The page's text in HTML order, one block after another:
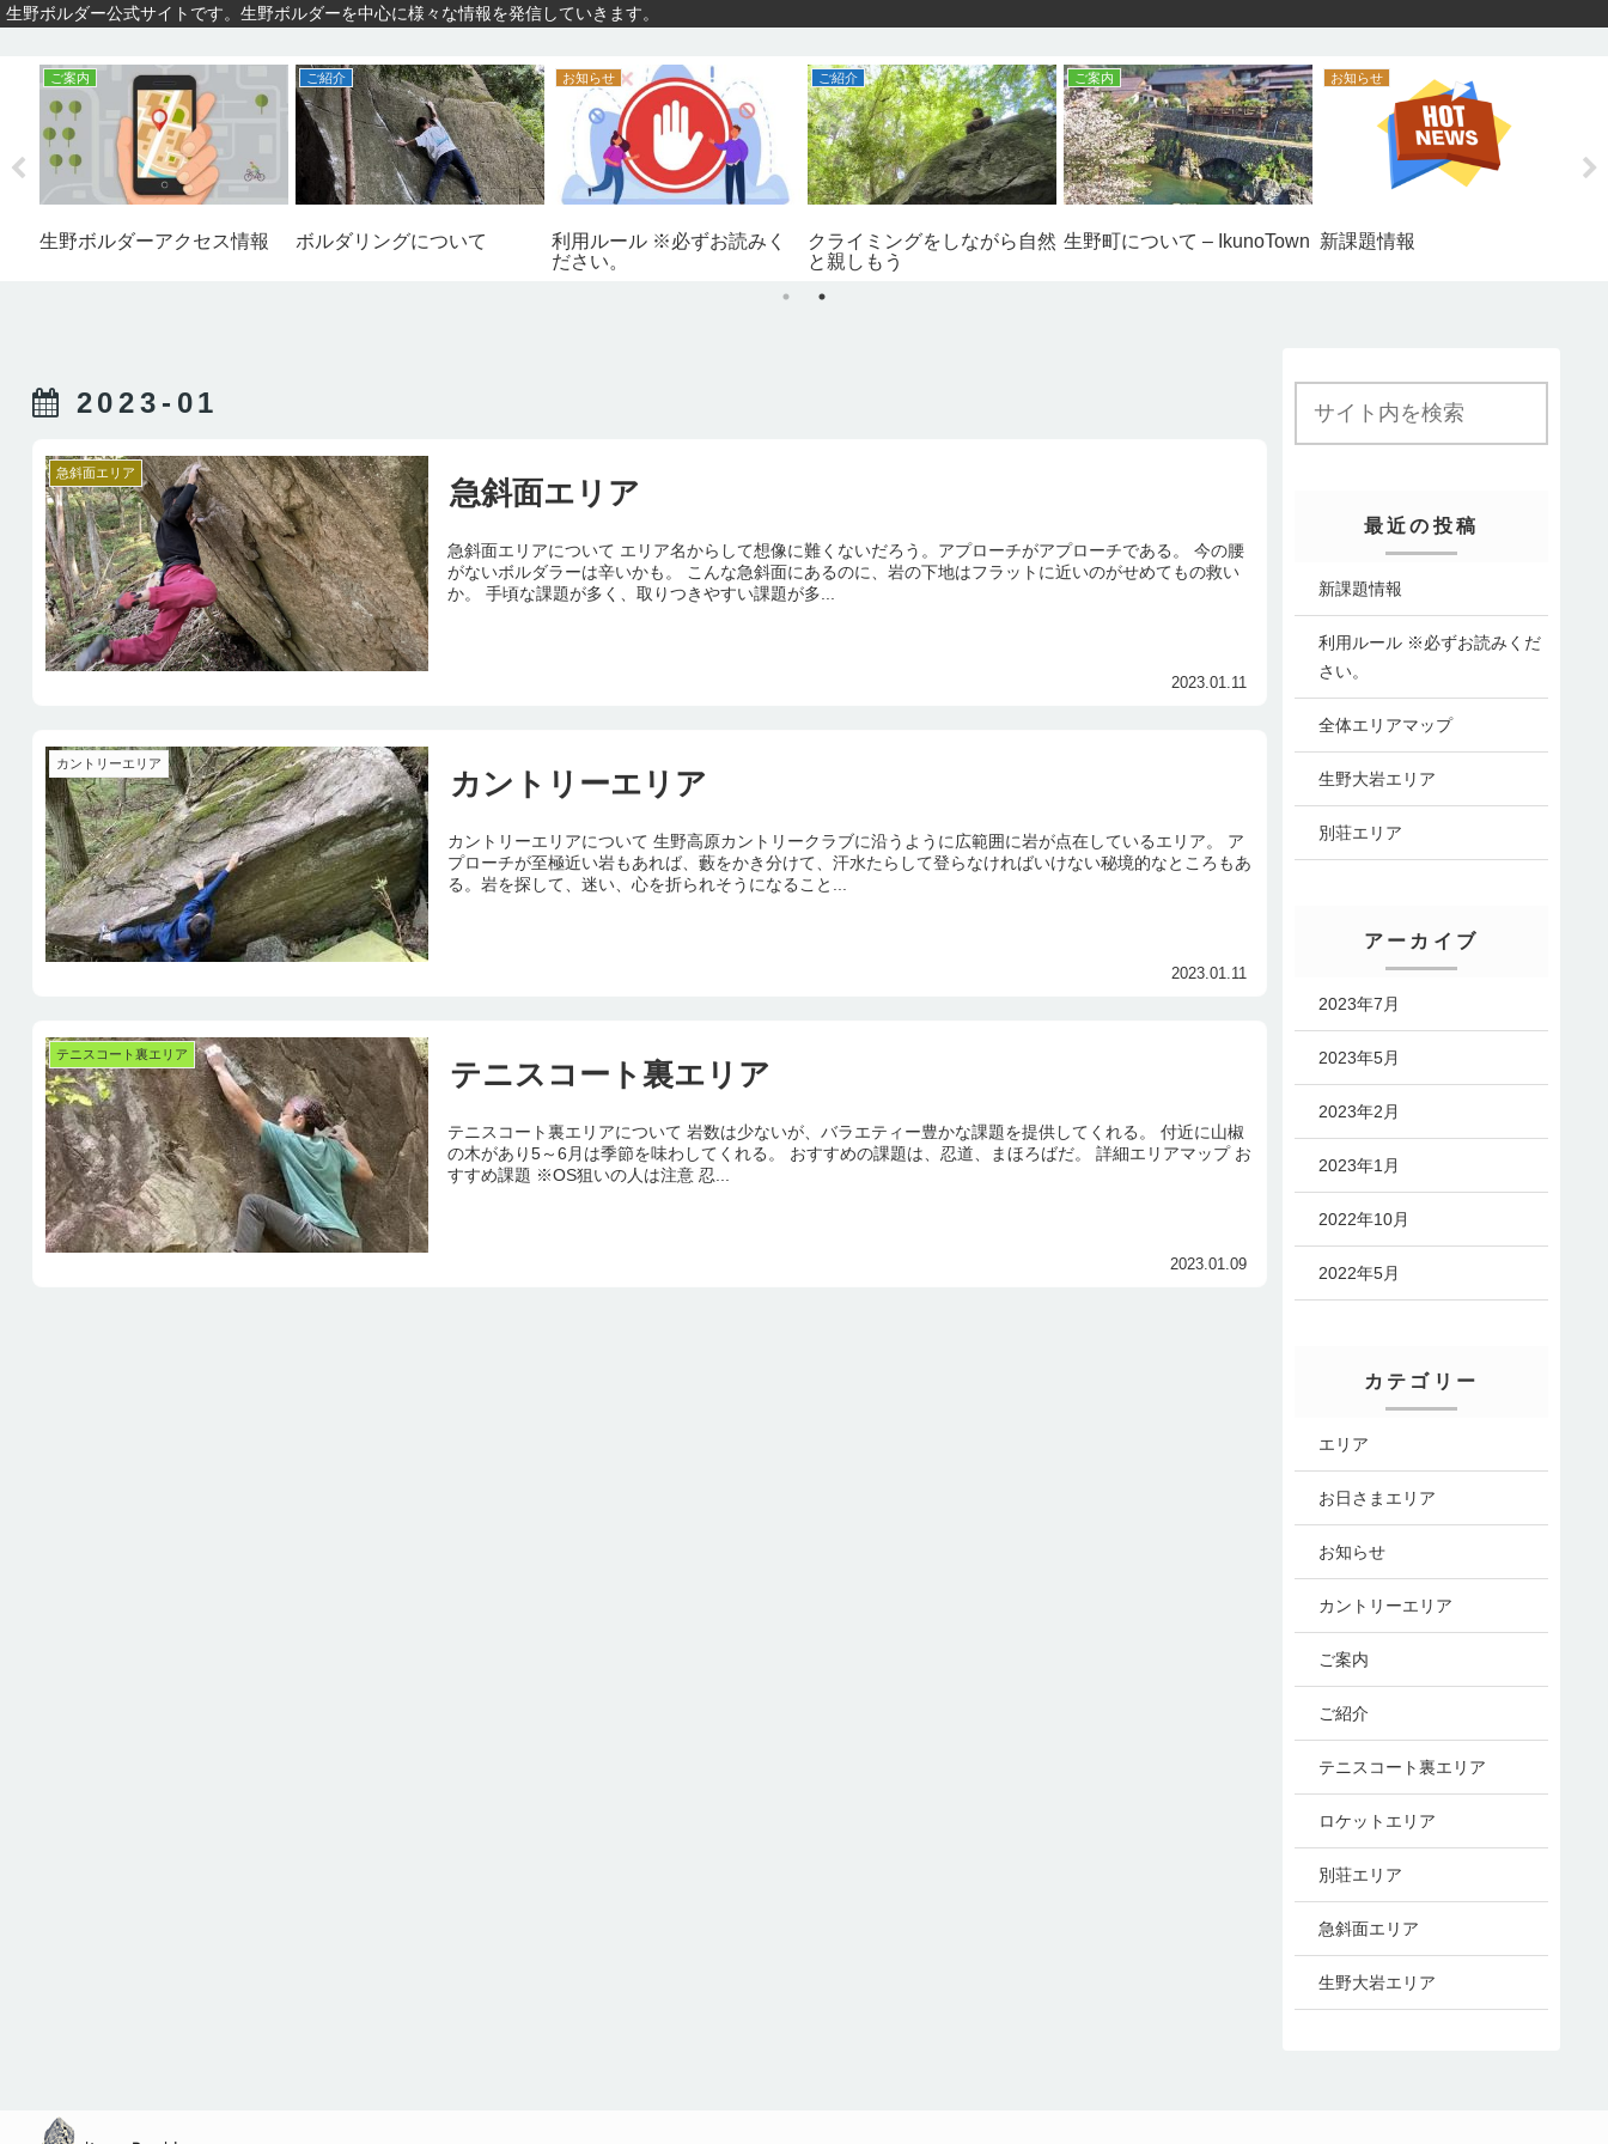
生野ボルダー公式サイト です。生野ボルダーを中心に様々な情報を発信していきます。
ご案内
生野ボルダーアクセス情報
ご紹介
ボルダリングについて
お知らせ
利用ルール ※必ずお読みく
ださい。
ご紹介
クライミングをしながら自然
と親しもう
ご案内
生野町について – IkunoTown
お知らせ
新課題情報
2023-01
急斜面エリア
急斜面エリア
急斜面エリアについて エリア名からして想像に難くないだろう。アプローチがアプローチである。 今の腰
がないボルダラーは辛いかも。 こんな急斜面にあるのに、岩の下地はフラットに近いのがせめてもの救い
か。 手頃な課題が多く、取りつきやすい課題が多...
2023.01.11
カントリーエリア
カントリーエリア
カントリーエリアについて 生野高原カントリークラブに沿うように広範囲に岩が点在しているエリア。 ア
プローチが至極近い岩もあれば、藪をかき分けて、汗水たらして登らなければいけない秘境的なところもあ
る。岩を探して、迷い、心を折られそうになること...
2023.01.11
テニスコート裏エリア
テニスコート裏エリア
テニスコート裏エリアについて 岩数は少ないが、バラエティー豊かな課題を提供してくれる。 付近に山椒
の木があり5～6月は季節を味わしてくれる。 おすすめの課題は、忍道、まほろばだ。 詳細エリアマップ お
すすめ課題 ※OS狙いの人は注意 忍...
2023.01.09
最近の投稿
新課題情報
利用ルール ※必ずお読みくだ
さい。
全体エリアマップ
生野大岩エリア
別荘エリア
アーカイブ
2023年7月
2023年5月
2023年2月
2023年1月
2022年10月
2022年5月
カテゴリー
エリア
お日さまエリア
お知らせ
カントリーエリア
ご案内
ご紹介
テニスコート裏エリア
ロケットエリア
別荘エリア
急斜面エリア
生野大岩エリア